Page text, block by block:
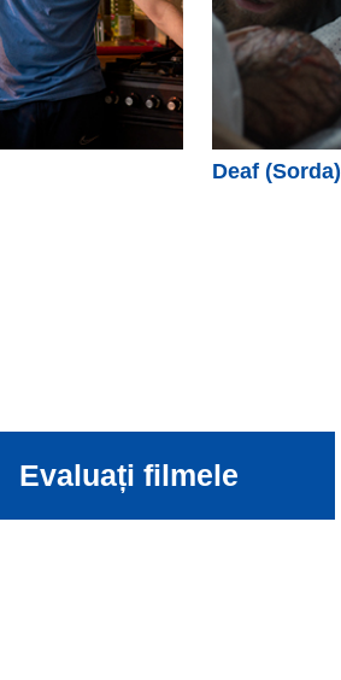
Deaf (Sorda)
Evaluați filmele